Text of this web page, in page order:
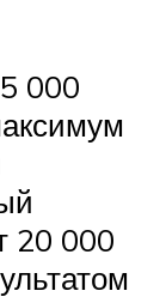
000
20 000